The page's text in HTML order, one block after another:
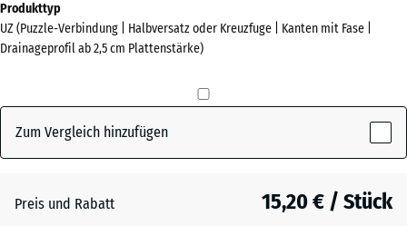
Farben?
Farbpalette
(active)
Produkttyp
UZ (Puzzle-Verbindung | Halbversatz oder Kreuzfuge | Kanten mit Fase |
Drainageprofil ab 2,5 cm Plattenstärke)
Zum Vergleich hinzufügen
Preis und Rabatt 15,20 € / Stück